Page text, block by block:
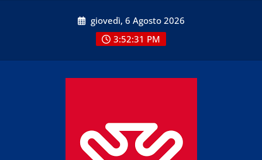
giovedì, 6 Agosto 2026
3:52:33 PM